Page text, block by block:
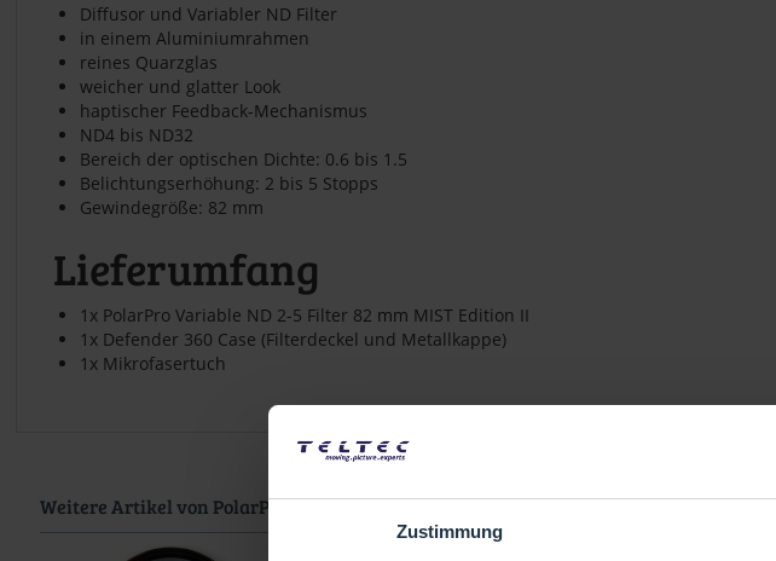
Zustimmung
Diffusor und Variabler ND Filter
in einem Aluminiumrahmen
reines Quarzglas
weicher und glatter Look
haptischer Feedback-Mechanismus
ND4 bis ND32
Bereich der optischen Dichte: 0.6 bis 1.5
Belichtungserhöhung: 2 bis 5 Stopps
Gewindegröße: 82 mm
Lieferumfang
1x PolarPro Variable ND 2-5 Filter 82 mm MIST Edition II
1x Defender 360 Case (Filterdeckel und Metallkappe)
1x Mikrofasertuch
Weitere Artikel von PolarPro ansehen